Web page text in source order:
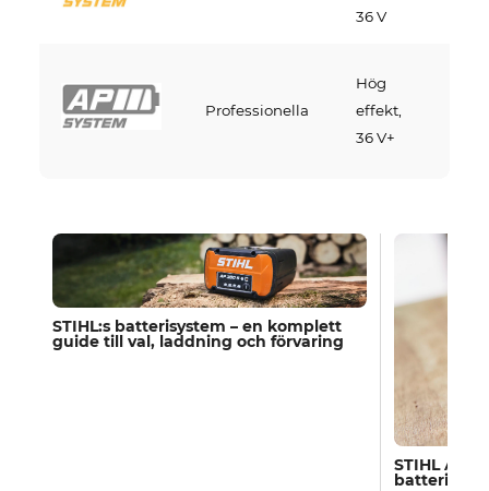
36 V
Professionella
Hög
effekt,
36 V+
STIHL:s batterisystem – en komplett
guide till val, laddning och förvaring
STIHL AS-